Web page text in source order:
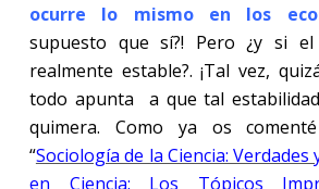
ocurre lo mismo en los
supuesto que sí?! Pero ¿y si
realmente estable?. ¡Tal vez,
todo apunta a que tal
quimera. Como ya os
“Sociología de la Ciencia: Verdades
en Ciencia: Los Tópicos